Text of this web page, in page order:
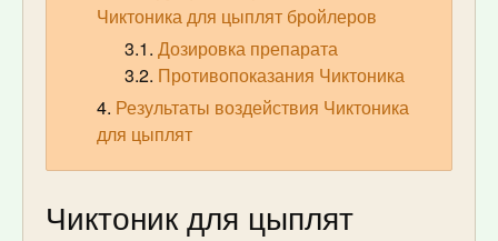
Чиктоника для цыплят бройлеров
Дозировка препарата
Противопоказания Чиктоника
Результаты воздействия Чиктоника
для цыплят
Чиктоник для цыплят